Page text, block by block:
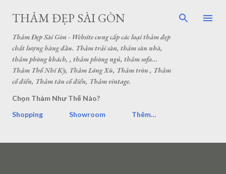
THẢM ĐẸP SÀI GÒN
Thảm Đẹp Sài Gòn - Website cung cấp các loại thảm đẹp
chất lượng hàng đầu. Thảm trải sàn, thảm sàn nhà,
thảm phòng khách, , thảm phòng ngủ, thảm sofa...
Thảm Thổ Nhĩ Kỳ, Thảm Lông Xù, Thảm tròn , Thảm
cổ điển, Thảm tân cổ điển, Thảm vintage.
Chọn Thảm Như Thế Nào?
Shopping
Showroom Thêm…